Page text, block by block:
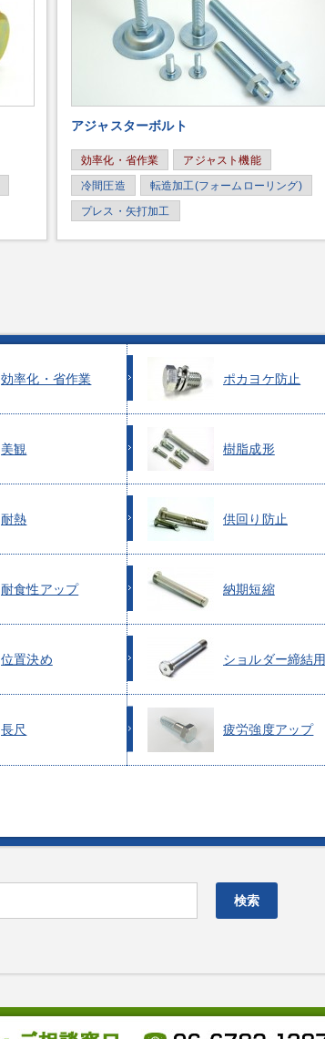
アジャスターボルト
効率化・省作業
アジャスト機能
冷間圧造
転造加工(フォームローリング)
プレス・矢打加工
効率化・省作業 ポカヨケ防止
美観 樹脂成形
耐熱 供回り防止
耐食性アップ 納期短縮
位置決め ショルダー締結用
長尺 疲労強度アップ